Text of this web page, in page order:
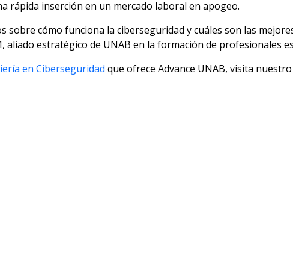
rápida inserción en un mercado laboral en apogeo.
sobre cómo funciona la ciberseguridad y cuáles son las
estratégico de UNAB en la formación de profesionales
en Ciberseguridad que ofrece Advance UNAB, visita